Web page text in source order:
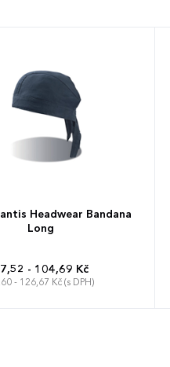
Headwear Bandana
Long
- 104,69 Kč
- 126,67 Kč (s DPH)